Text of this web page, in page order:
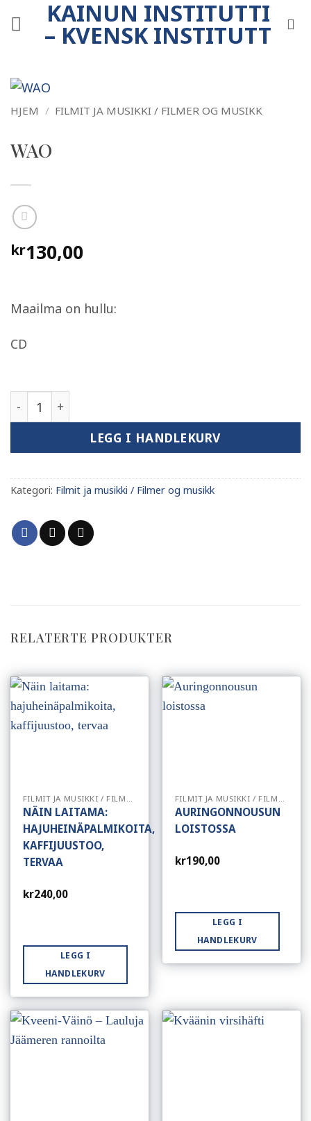
to
KAINUN INSTITUTTI
– KVENSK INSTITUTT
HJEM / FILMIT JA MUSIKKI / FILMER OG MUSIKK
WAO
kr130,00
Maailma on hullu:
CD
WAO antall
LEGG I HANDLEKURV
Kategori: Filmit ja musikki / Filmer og musikk
RELATERTE PRODUKTER
NÄIN LAITAMA:
HAJUHEINÄPALMIKOITA,
KAFFIJUUSTOO,
TERVAA
kr240,00
LEGG I
HANDLEKURV
AURINGONNOUSUN
LOISTOSSA
kr190,00
LEGG I
HANDLEKURV